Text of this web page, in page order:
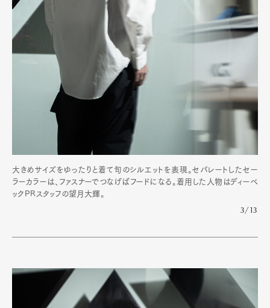
大きめサイズをゆったりと着て旬のシルエットを表現。セパレートしたセー
ラーカラーは、ファスナーでつなげばフードになる。着用した人物はディーベ
ックPRスタッフの望月大輝。
3/13